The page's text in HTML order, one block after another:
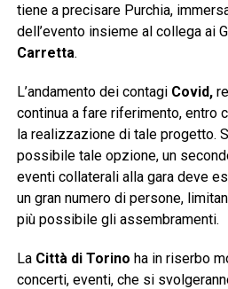
tiene a precisare Purchia,
dell’evento insieme al collega ai
Carretta.
L’andamento dei contagi Covid,
continua a fare riferimento, entro
la realizzazione di tale progetto.
possibile tale opzione, un
eventi collaterali alla gara deve
un gran numero di persone,
più possibile gli assembramenti.
La Città di Torino ha in riserbo
concerti, eventi, che si